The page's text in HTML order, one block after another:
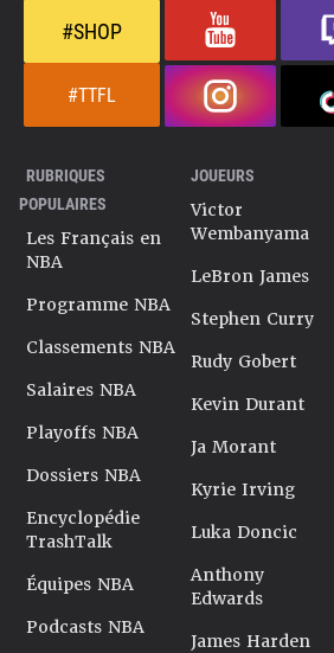
#SHOP
#TTFL
RUBRIQUES
POPULAIRES
Les Français en
NBA
Programme NBA
Classements NBA
Salaires NBA
Playoffs NBA
Dossiers NBA
Encyclopédie
TrashTalk
Équipes NBA
Podcasts NBA
JOUEURS
Victor
Wembanyama
LeBron James
Stephen Curry
Rudy Gobert
Kevin Durant
Ja Morant
Kyrie Irving
Luka Doncic
Anthony
Edwards
James Harden